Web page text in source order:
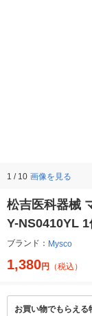
1 / 10 画像を見る
松吉医科器械
Y-NS0410YL 1
ブランド： Mysco
1,380円 （税込）
お買い物でもらえる